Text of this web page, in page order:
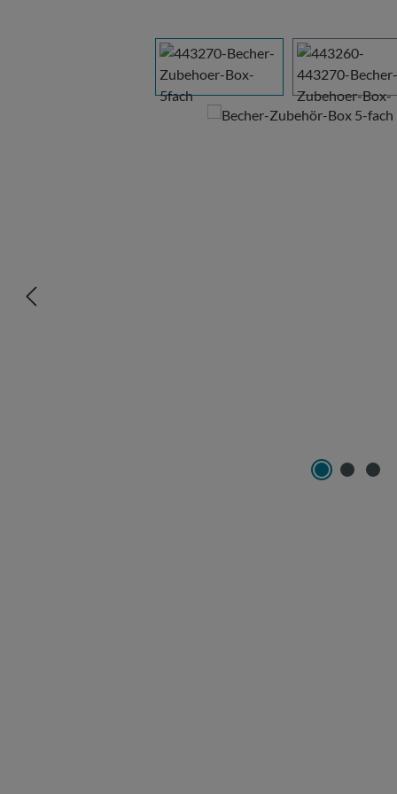
Bildergalerie überspringen